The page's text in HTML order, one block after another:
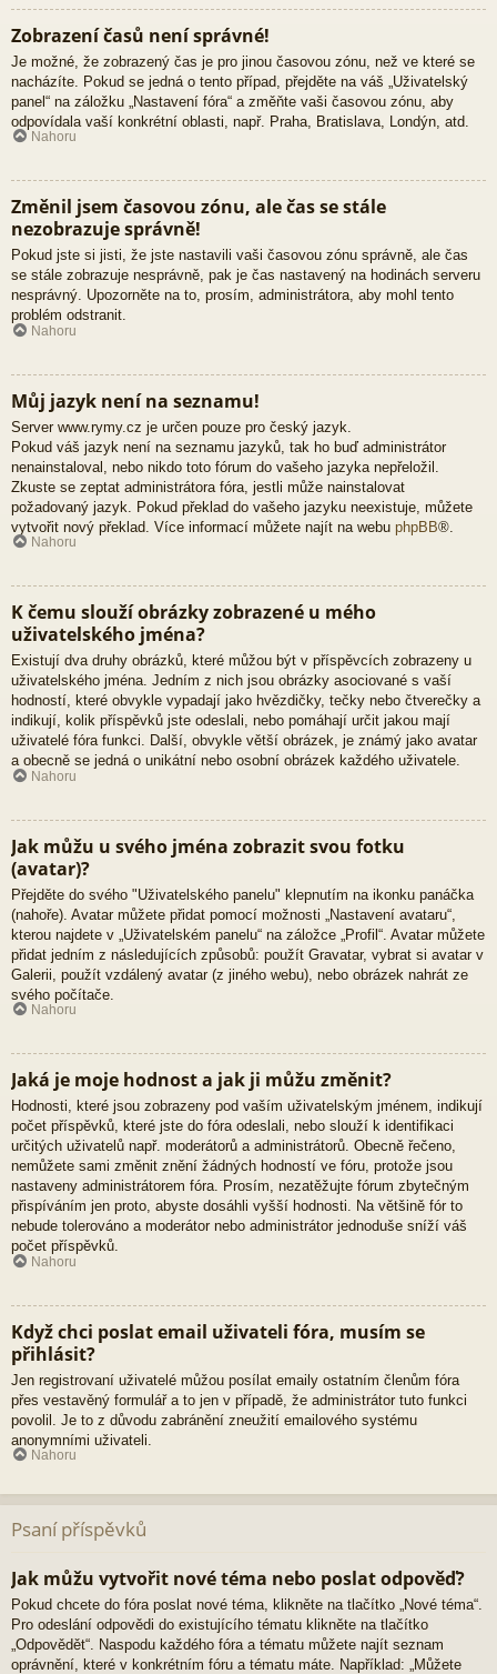
Zobrazení časů není správné!
Je možné, že zobrazený čas je pro jinou časovou zónu, než ve které se
nacházíte. Pokud se jedná o tento případ, přejděte na váš „Uživatelský
panel“ na záložku „Nastavení fóra“ a změňte vaši časovou zónu, aby
odpovídala vaší konkrétní oblasti, např. Praha, Bratislava, Londýn, atd.
Nahoru
Změnil jsem časovou zónu, ale čas se stále
nezobrazuje správně!
Pokud jste si jisti, že jste nastavili vaši časovou zónu správně, ale čas
se stále zobrazuje nesprávně, pak je čas nastavený na hodinách serveru
nesprávný. Upozorněte na to, prosím, administrátora, aby mohl tento
problém odstranit.
Nahoru
Můj jazyk není na seznamu!
Server www.rymy.cz je určen pouze pro český jazyk.
Pokud váš jazyk není na seznamu jazyků, tak ho buď administrátor
nenainstaloval, nebo nikdo toto fórum do vašeho jazyka nepřeložil.
Zkuste se zeptat administrátora fóra, jestli může nainstalovat
požadovaný jazyk. Pokud překlad do vašeho jazyku neexistuje, můžete
vytvořit nový překlad. Více informací můžete najít na webu phpBB®.
Nahoru
K čemu slouží obrázky zobrazené u mého
uživatelského jména?
Existují dva druhy obrázků, které můžou být v příspěvcích zobrazeny u
uživatelského jména. Jedním z nich jsou obrázky asociované s vaší
hodností, které obvykle vypadají jako hvězdičky, tečky nebo čtverečky a
indikují, kolik příspěvků jste odeslali, nebo pomáhají určit jakou mají
uživatelé fóra funkci. Další, obvykle větší obrázek, je známý jako avatar
a obecně se jedná o unikátní nebo osobní obrázek každého uživatele.
Nahoru
Jak můžu u svého jména zobrazit svou fotku
(avatar)?
Přejděte do svého "Uživatelského panelu" klepnutím na ikonku panáčka
(nahoře). Avatar můžete přidat pomocí možnosti „Nastavení avataru“,
kterou najdete v „Uživatelském panelu“ na záložce „Profil“. Avatar můžete
přidat jedním z následujících způsobů: použít Gravatar, vybrat si avatar v
Galerii, použít vzdálený avatar (z jiného webu), nebo obrázek nahrát ze
svého počítače.
Nahoru
Jaká je moje hodnost a jak ji můžu změnit?
Hodnosti, které jsou zobrazeny pod vaším uživatelským jménem, indikují
počet příspěvků, které jste do fóra odeslali, nebo slouží k identifikaci
určitých uživatelů např. moderátorů a administrátorů. Obecně řečeno,
nemůžete sami změnit znění žádných hodností ve fóru, protože jsou
nastaveny administrátorem fóra. Prosím, nezatěžujte fórum zbytečným
přispíváním jen proto, abyste dosáhli vyšší hodnosti. Na většině fór to
nebude tolerováno a moderátor nebo administrátor jednoduše sníží váš
počet příspěvků.
Nahoru
Když chci poslat email uživateli fóra, musím se
přihlásit?
Jen registrovaní uživatelé můžou posílat emaily ostatním členům fóra
přes vestavěný formulář a to jen v případě, že administrátor tuto funkci
povolil. Je to z důvodu zabránění zneužití emailového systému
anonymními uživateli.
Nahoru
Psaní příspěvků
Jak můžu vytvořit nové téma nebo poslat odpověď?
Pokud chcete do fóra poslat nové téma, klikněte na tlačítko „Nové téma“.
Pro odeslání odpovědi do existujícího tématu klikněte na tlačítko
„Odpovědět“. Naspodu každého fóra a tématu můžete najít seznam
oprávnění, které v konkrétním fóru a tématu máte. Například: „Můžete